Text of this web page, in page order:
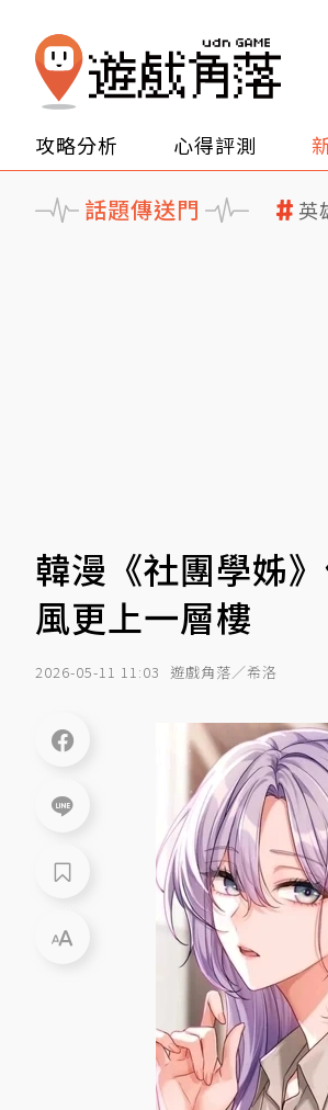
攻略分析 心得評測
話題傳送門 英
韓漫《社團學姊
風更上一層樓
2026-05-11 11:03 遊戲角落／希洛